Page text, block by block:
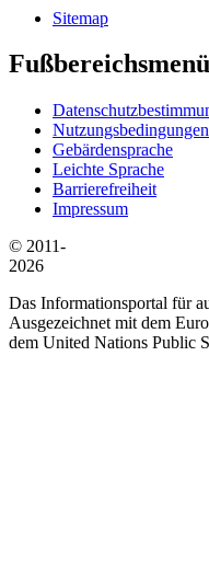
Sitemap
Fußbereichsmenü
Nutzungsbedingungen
Gebärdensprache
Leichte Sprache
Barrierefreiheit
Impressum
© 2011-
2026
Das Informationsportal für
Ausgezeichnet mit dem
dem United Nations Public